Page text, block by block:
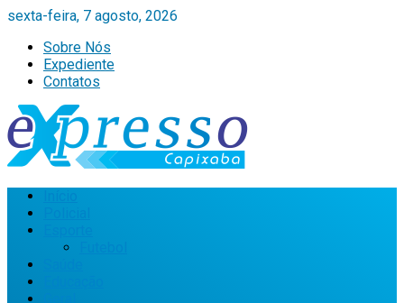
sexta-feira, 7 agosto, 2026
Sobre Nós
Expediente
Contatos